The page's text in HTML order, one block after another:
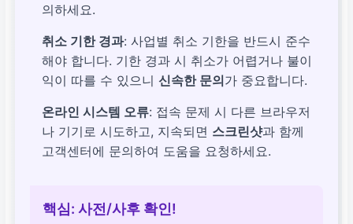
의하세요.
취소 기한 경과: 사업별 취소 기한을 반드시 준수
해야 합니다. 기한 경과 시 취소가 어렵거나 불이
익이 따를 수 있으니신속한 문의가 중요합니다.
온라인 시스템 오류: 접속 문제 시 다른 브라우저
나 기기로 시도하고, 지속되면 스크린샷과 함께
고객센터에 문의하여 도움을 요청하세요.
핵심: 사전/사후 확인!